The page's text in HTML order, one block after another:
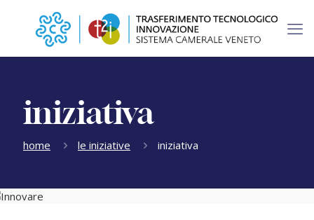
iniziativa
home le iniziative iniziativa